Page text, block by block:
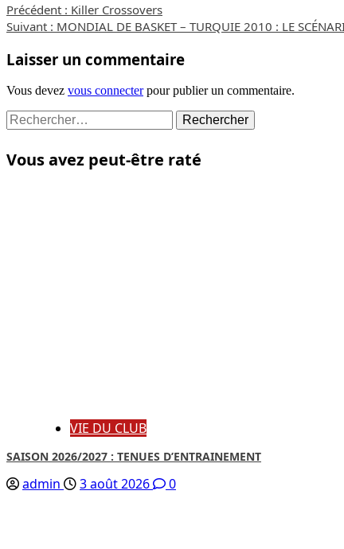
Précédent : Killer Crossovers
Suivant : MONDIAL DE BASKET – TURQUIE 2010 : LE
Laisser un commentaire
Vous devez vous connecterpour publier un commentaire.
Vous avez peut-être raté
VIE DU CLUB
SAISON 2026/2027 : TENUES D’ENTRAINEMENT
admin 3 août 2026 0